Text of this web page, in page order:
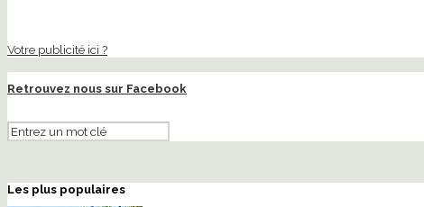
Votre publicité ici ?
Retrouvez nous sur Facebook
Les plus populaires